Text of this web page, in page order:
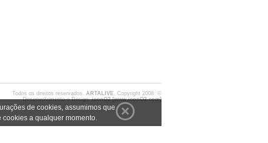
Todos os direitos reservados. ARTALIVE. Copyright 2008. ©
Desenvolvimento e Design: iconO2 [www.iconO2.com]
de cookies, assumimos que
cookies a qualquer momento.